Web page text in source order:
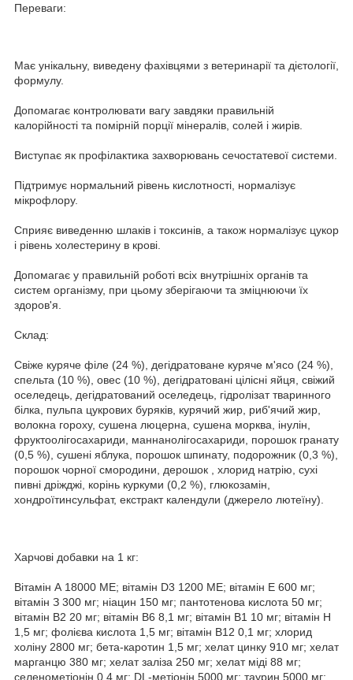
Переваги:
Має унікальну, виведену фахівцями з ветеринарії та дієтології,
формулу.
Допомагає контролювати вагу завдяки правильній
калорійності та помірній порції мінералів, солей і жирів.
Виступає як профілактика захворювань сечостатевої системи.
Підтримує нормальний рівень кислотності, нормалізує
мікрофлору.
Сприяє виведенню шлаків і токсинів, а також нормалізує цукор
і рівень холестерину в крові.
Допомагає у правильній роботі всіх внутрішніх органів та
систем організму, при цьому зберігаючи та зміцнюючи їх
здоров'я.
Склад:
Свіже куряче філе (24 %), дегідратоване куряче м'ясо (24 %),
спельта (10 %), овес (10 %), дегідратовані цілісні яйця, свіжий
оселедець, дегідратований оселедець, гідролізат тваринного
білка, пульпа цукрових буряків, курячий жир, риб'ячий жир,
волокна гороху, сушена люцерна, сушена морква, інулін,
фруктоолігосахариди, маннанолігосахариди, порошок гранату
(0,5 %), сушені яблука, порошок шпинату, подорожник (0,3 %),
порошок чорної смородини, дерошок , хлорид натрію, сухі
пивні дріжджі, корінь куркуми (0,2 %), глюкозамін,
хондроїтинсульфат, екстракт календули (джерело лютеїну).
Харчові добавки на 1 кг:
Вітамін А 18000 МЕ; вітамін D3 1200 МЕ; вітамін Е 600 мг;
вітамін З 300 мг; ніацин 150 мг; пантотенова кислота 50 мг;
вітамін В2 20 мг; вітамін В6 8,1 мг; вітамін В1 10 мг; вітамін H
1,5 мг; фолієва кислота 1,5 мг; вітамін B12 0,1 мг; хлорид
холіну 2800 мг; бета-каротин 1,5 мг; хелат цинку 910 мг; хелат
марганцю 380 мг; хелат заліза 250 мг; хелат міді 88 мг;
селенометіонін 0,4 мг; DL-метіонін 5000 мг; таурин 5000 мг;